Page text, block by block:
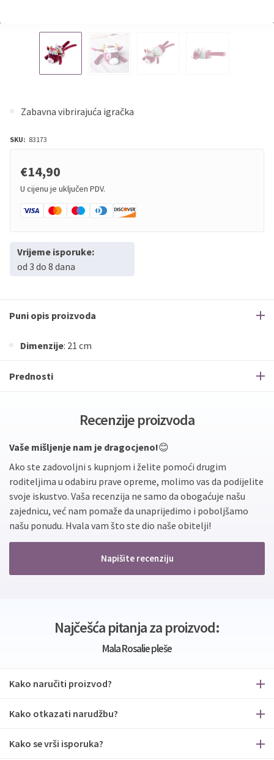
Zabavna vibrirajuća igračka
SKU: 83173
€14,90
U cijenu je uključen PDV.
Vrijeme isporuke:
od 3 do 8 dana
Puni opis proizvoda
Dimenzije: 21 cm
Prednosti
Recenzije proizvoda
Vaše mišljenje nam je dragocjeno!😊
Ako ste zadovoljni s kupnjom i želite pomoći drugim
roditeljima u odabiru prave opreme, molimo vas da podijelite
svoje iskustvo. Vaša recenzija ne samo da obogaćuje našu
zajednicu, već nam pomaže da unaprijedimo i poboljšamo
našu ponudu. Hvala vam što ste dio naše obitelji!
Napišite recenziju
Najčešća pitanja za proizvod:
Mala Rosalie pleše
Kako naručiti proizvod?
Kako otkazati narudžbu?
Kako se vrši isporuka?